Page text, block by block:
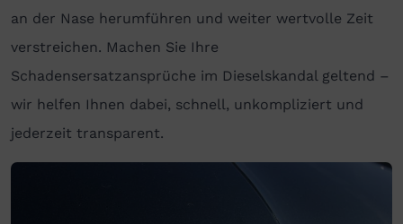
an der Nase herumführen und weiter wertvolle Zeit
verstreichen. Machen Sie Ihre
Schadensersatzansprüche im Dieselskandal geltend –
wir helfen Ihnen dabei, schnell, unkompliziert und
jederzeit transparent.